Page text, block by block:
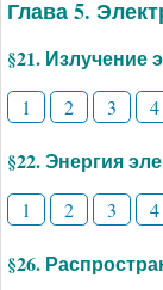
Глава 5.
§21.
1 2 3 4
§22. Энергия
1 2 3 4
§26.